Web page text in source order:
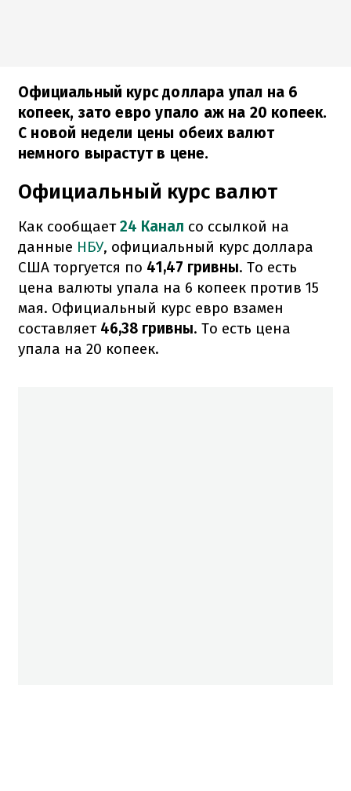
Официальный курс доллара упал на 6
копеек, зато евро упало аж на 20 копеек.
С новой недели цены обеих валют
немного вырастут в цене.
Официальный курс валют
Как сообщает24 Канал со ссылкой на
данные НБУ, официальный курс доллара
США торгуется по 41,47 гривны. То есть
цена валюты упала на 6 копеек против 15
мая. Официальный курс евро взамен
составляет 46,38 гривны. То есть цена
упала на 20 копеек.